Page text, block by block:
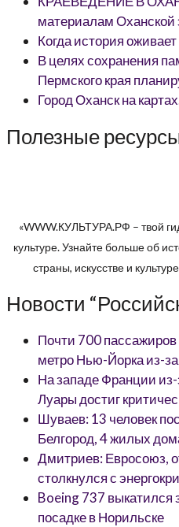
материалам Оханской
Когда история
В целях сохранения
Пермского края
Город Оханск на
Полезные
«WWW.КУЛЬТУРА.РФ – твой
культуре. Узнайте больше об
страны, искусстве и
Новости
Почти 700 пассажиров
метро Нью-Йорка из-
На западе Франции из-
Луары достиг
Шуваев: 13 человек
Белгород, 4 жилых
Дмитриев: Евросоюз,
столкнулся с
Boeing 737 выкатился
посадке в Норильске